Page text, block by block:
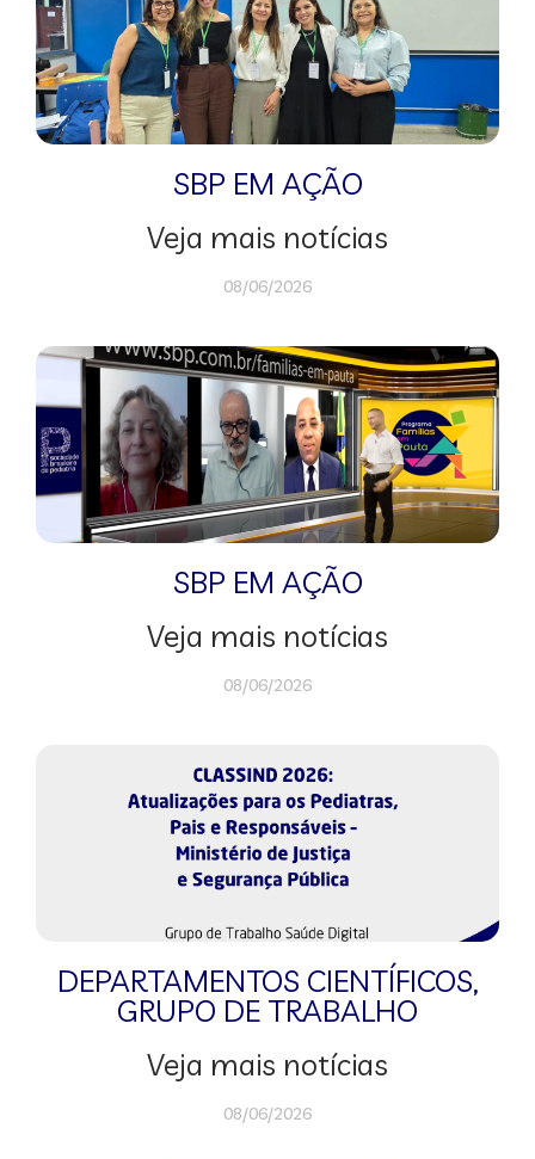
SBP EM AÇÃO
Veja mais notícias
08/06/2026
SBP EM AÇÃO
Veja mais notícias
08/06/2026
DEPARTAMENTOS CIENTÍFICOS,
GRUPO DE TRABALHO
Veja mais notícias
08/06/2026